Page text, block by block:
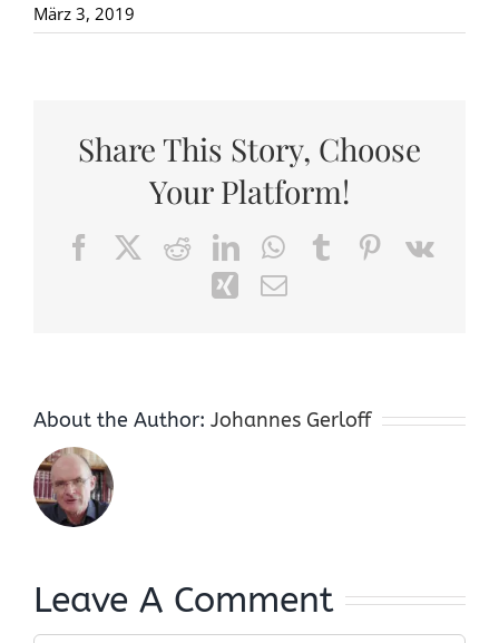
März 3, 2019
Share This Story, Choose
Your Platform!
FacebookRedditLinkedInWhatsApp
TumblrPinterest
Vk
XingEmail
About the Author: Johannes Gerloff
Leave A Comment